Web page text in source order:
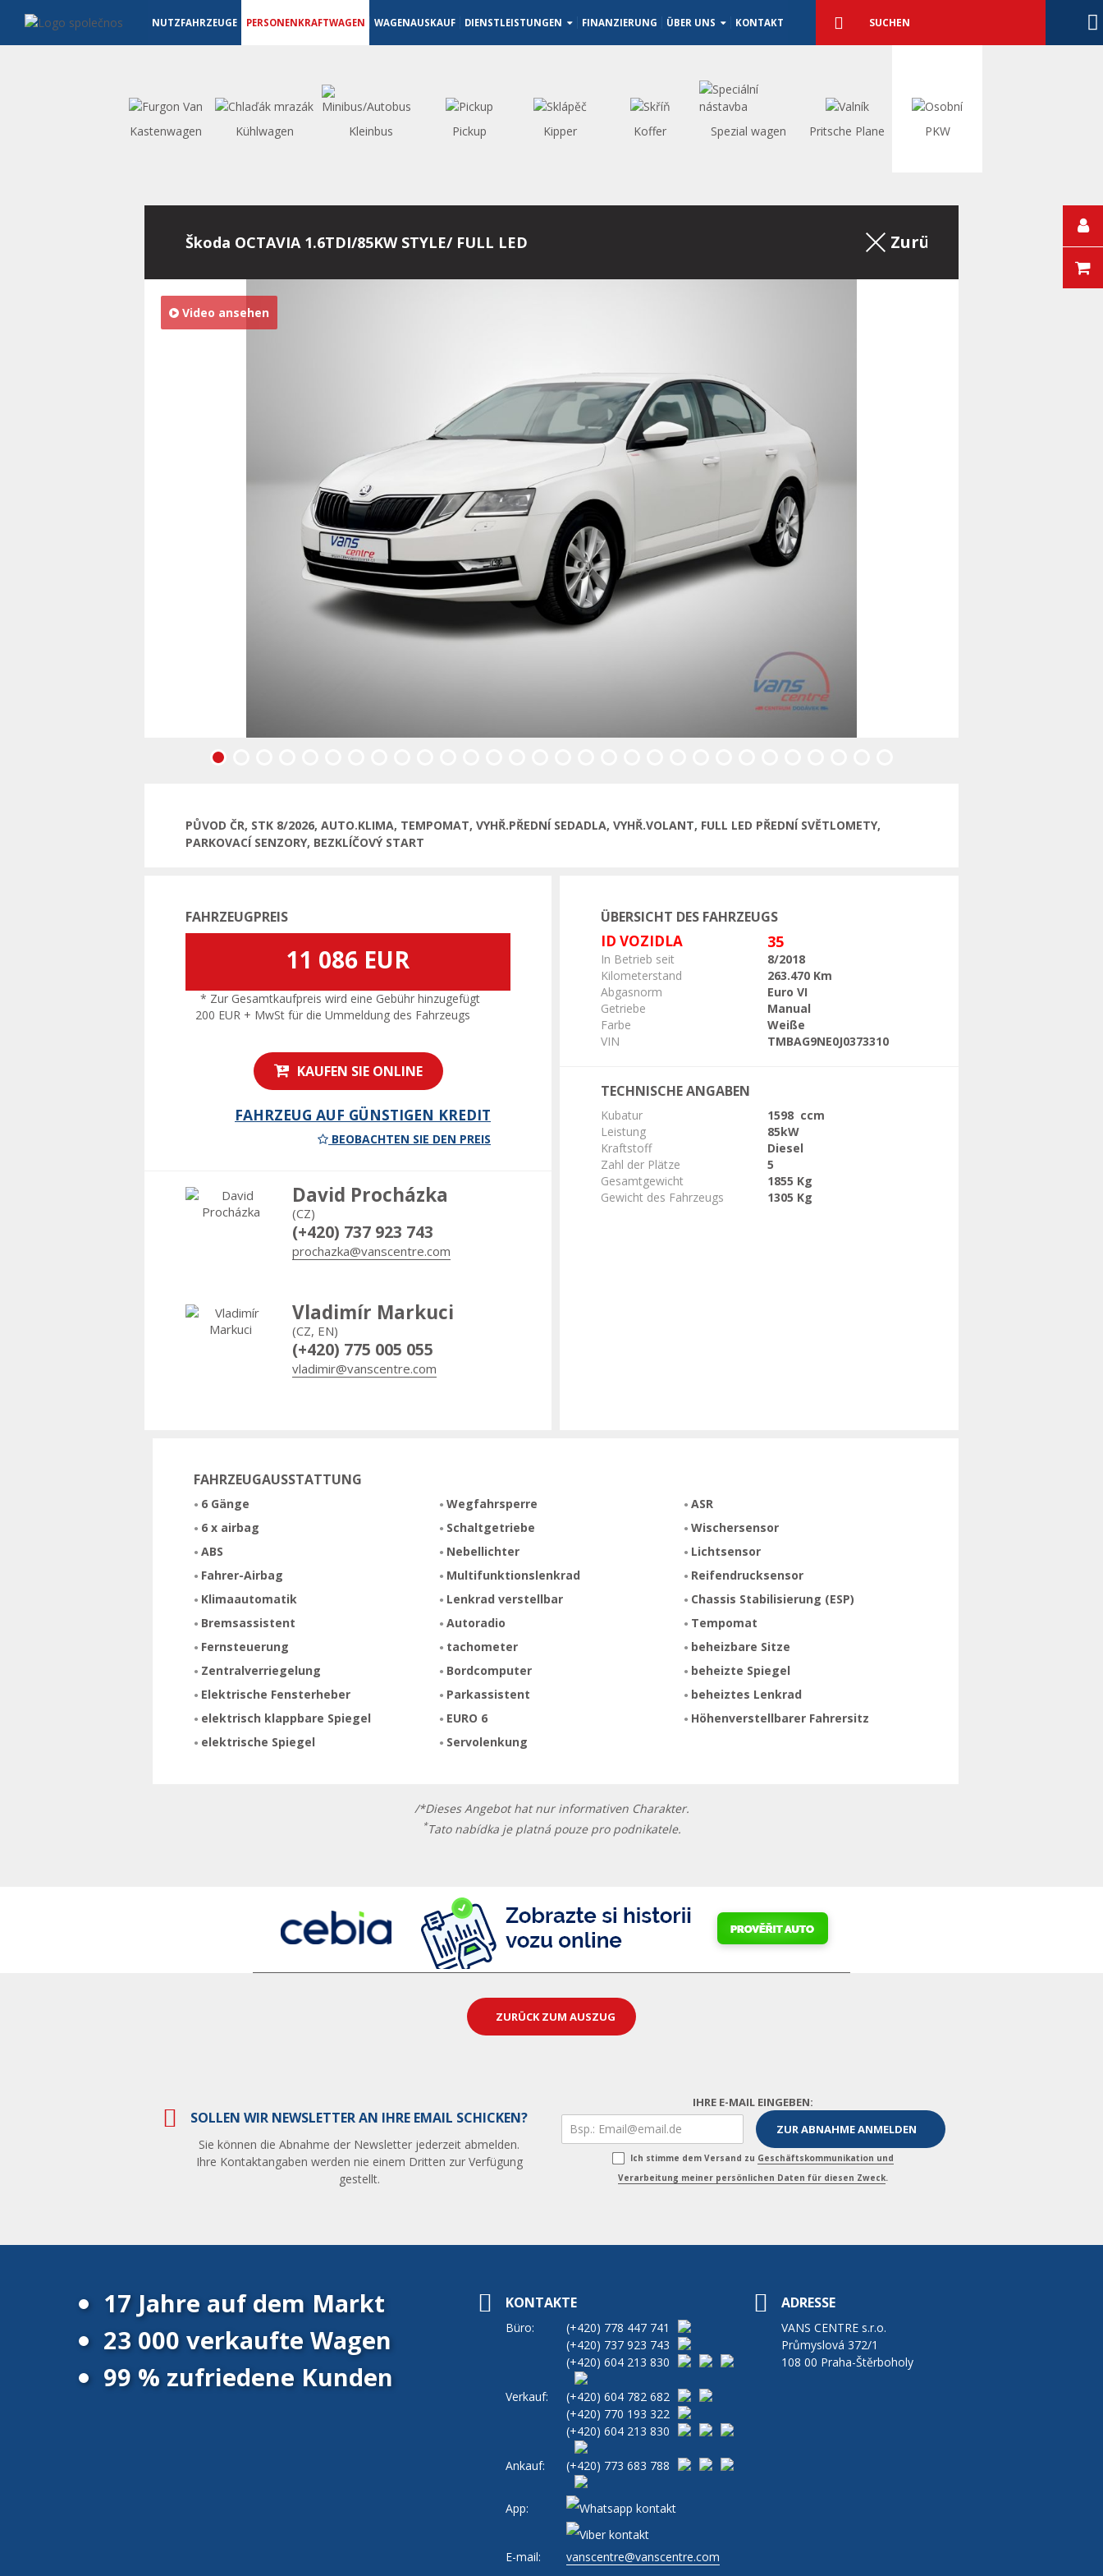
NUTZFAHRZEUGE PERSONENKRAFTWAGEN WAGENAUSKAUF DIENSTLEISTUNGEN FINANZIERUNG ÜBER UNS KONTAKT Suche Suchen
Kastenwagen Kühlwagen Kleinbus Pickup Kipper Koffer Spezial wagen Pritsche Plane PKW
Škoda OCTAVIA 1.6TDI/85KW STYLE/ FULL LED Zurück zum Auszug
Vorherige
Video ansehen
PŮVOD ČR, STK 8/2026, AUTO.KLIMA, TEMPOMAT, VYHŘ.PŘEDNÍ SEDADLA, VYHŘ.VOLANT, FULL LED PŘEDNÍ SVĚTLOMETY,
PARKOVACÍ SENZORY, BEZKLÍČOVÝ START
FAHRZEUGPREIS
11 086 EUR
* Zur Gesamtkaufpreis wird eine Gebühr hinzugefügt
200 EUR + MwSt für die Ummeldung des Fahrzeugs
KAUFEN SIE ONLINE
FAHRZEUG AUF GÜNSTIGEN KREDIT
BEOBACHTEN SIE DEN PREIS
David Procházka
(CZ)
(+420) 737 923 743
prochazka@vanscentre.com
Vladimír Markuci
(CZ, EN)
(+420) 775 005 055
vladimir@vanscentre.com
ÜBERSICHT DES FAHRZEUGS
ID VOZIDLA 35
In Betrieb seit
8/2018
Kilometerstand
263.470 Km
Abgasnorm
Euro VI
Getriebe
Manual
Farbe
Weiße
VIN
TMBAG9NE0J0373310
TECHNISCHE ANGABEN
Kubatur
1598 ccm
Leistung
85kW
Kraftstoff
Diesel
Zahl der Plätze
5
Gesamtgewicht
1855 Kg
Gewicht des Fahrzeugs
1305 Kg
FAHRZEUGAUSSTATTUNG
6 Gänge
6 x airbag
ABS
Fahrer-Airbag
Klimaautomatik
Bremsassistent
Fernsteuerung
Zentralverriegelung
Elektrische Fensterheber
elektrisch klappbare Spiegel
elektrische Spiegel
Wegfahrsperre
Schaltgetriebe
Nebellichter
Multifunktionslenkrad
Lenkrad verstellbar
Autoradio
tachometer
Bordcomputer
Parkassistent
EURO 6
Servolenkung
ASR
Wischersensor
Lichtsensor
Reifendrucksensor
Chassis Stabilisierung (ESP)
Tempomat
beheizbare Sitze
beheizte Spiegel
beheiztes Lenkrad
Höhenverstellbarer Fahrersitz
/*Dieses Angebot hat nur informativen Charakter.
*Tato nabídka je platná pouze pro podnikatele.
ZURÜCK ZUM AUSZUG
SOLLEN WIR NEWSLETTER AN IHRE EMAIL SCHICKEN?
Sie können die Abnahme der Newsletter jederzeit abmelden.
Ihre Kontaktangaben werden nie einem Dritten zur Verfügung
gestellt.
IHRE E-MAIL EINGEBEN:
Ich stimme dem Versand zu Geschäftskommunikation und
Verarbeitung meiner persönlichen Daten für diesen Zweck.
17 Jahre auf dem Markt
23 000 verkaufte Wagen
99 % zufriedene Kunden
KONTAKTE
Büro: (+420) 778 447 741
(+420) 737 923 743
(+420) 604 213 830
Verkauf: (+420) 604 782 682
(+420) 770 193 322
(+420) 604 213 830
Ankauf: (+420) 773 683 788
App:
E-mail: vanscentre@vanscentre.com
ADRESSE
VANS CENTRE s.r.o.
Průmyslová 372/1
108 00 Praha-Štěrboholy